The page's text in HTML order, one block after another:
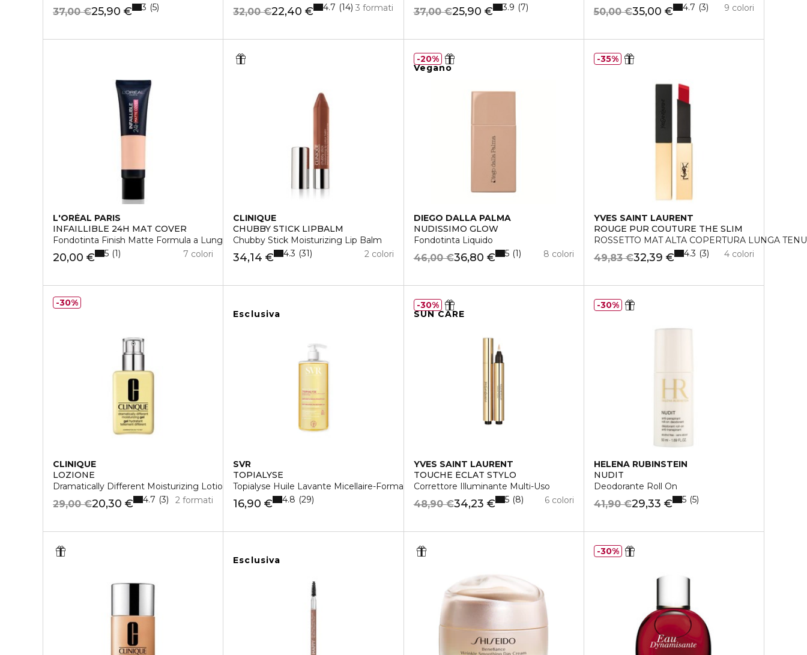
25,90 €
37,00 € 3 5 22,40 €
32,00 € 3 formati
4.7 14 25,90 €
37,00 € 3.9 7 35,00 €
50,00 € 9 colori
4.7 3
L'ORÉAL PARIS
INFAILLIBLE 24H MAT COVER
Fondotinta Finish Matte Formula a Lunga Durata
20,00 € 7 colori
5 1
CLINIQUE
CHUBBY STICK LIPBALM
Chubby Stick Moisturizing Lip Balm
34,14 € 2 colori
4.3 31
Vegano
DIEGO DALLA PALMA
NUDISSIMO GLOW
Fondotinta Liquido
36,80 €
46,00 € 8 colori
5 1
20%
YVES SAINT LAURENT
ROUGE PUR COUTURE THE SLIM
ROSSETTO MAT ALTA COPERTURA LUNGA
32,39 €
49,83 € 4 colori
4.3 3
35%
CLINIQUE
LOZIONE
Dramatically Different Moisturizing Lotion +
20,30 €
29,00 € 2 formati
4.7 3
30%
Esclusiva
SVR
TOPIALYSE
Topialyse Huile Lavante Micellaire-Formato Convenienza Da 1l
16,90 € 4.8 29
SUN CARE
YVES SAINT LAURENT
TOUCHE ÉCLAT STYLO
Correttore Illuminante Multi-Uso
34,23 €
48,90 € 6 colori
5 8
30%
HELENA RUBINSTEIN
NUDIT
Deodorante Roll On
29,33 €
41,90 € 5 5
30%
Esclusiva
30%